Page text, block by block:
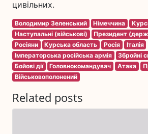
цивільних.
Володимир Зеленський Німеччина
Наступальні (військові)
Президент
Росіяни
Курська область Росія
Італія
Імператорська російська армія
Збройні
Бойові дії
Головнокомандувач Атака
Військовополонений
Related posts